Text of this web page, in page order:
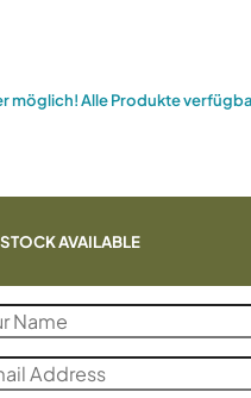
möglich! Alle Produkte
AVAILABLE